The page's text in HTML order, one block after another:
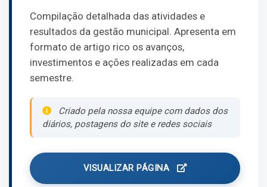
Compilação detalhada das atividades e
resultados da gestão municipal. Apresenta em
formato de artigo rico os avanços,
investimentos e ações realizadas em cada
semestre.
Criado pela nossa equipe com dados dos
diários, postagens do site e redes sociais
VISUALIZAR PÁGINA